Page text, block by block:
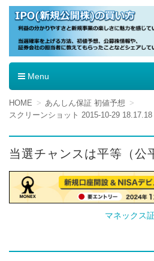
IPO（新規公開
Menu
コ
ン
ン
ツ
へ
移
動
HOME
あんしん保証 初値予想
スクリーンショット 2015-10-29 18.17.18
当選チャンスは平等（公
マネックス